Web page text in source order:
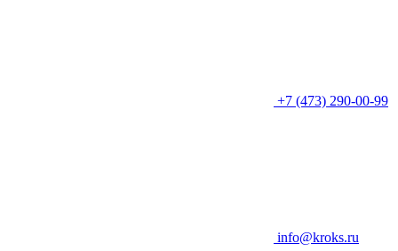
+7 (473) 290-00-99
info@kroks.ru